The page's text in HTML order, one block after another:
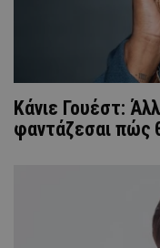
Κάνιε Γουέστ:
φαντάζεσαι πώς